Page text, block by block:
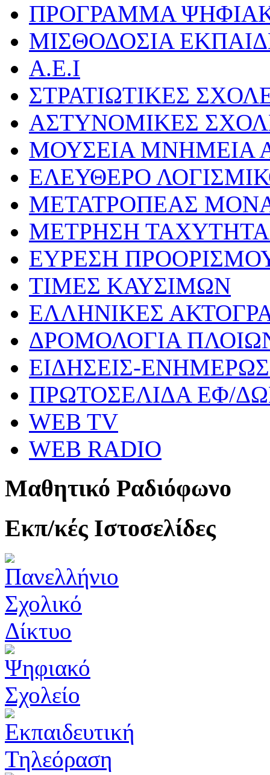
ΠΡΟΓΡΑΜΜΑ
ΜΙΣΘΟΔΟΣΙΑ
Α.Ε.Ι
ΣΤΡΑΤΙΩΤΙΚΕΣ
ΑΣΤΥΝΟΜΙΚΕΣ
ΜΟΥΣΕΙΑ ΜΝΗΜΕΙΑ
ΕΛΕΥΘΕΡΟ
ΜΕΤΑΤΡΟΠΕΑΣ
ΜΕΤΡΗΣΗ
ΕΥΡΕΣΗ
ΤΙΜΕΣ ΚΑΥΣΙΜΩΝ
ΕΛΛΗΝΙΚΕΣ
ΔΡΟΜΟΛΟΓΙΑ
ΕΙΔΗΣΕΙΣ-
ΠΡΩΤΟΣΕΛΙΔΑ ΕΦ/
WEB TV
WEB RADIO
Μαθητικό Ραδιόφωνο
Εκπ/κές Ιστοσελίδες